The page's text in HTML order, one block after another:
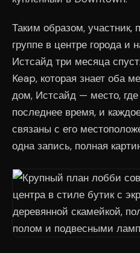
Таким образом, участник,
группе в центре города и
Истсайд три месяца
Keap, которая знает оба
дом, Истсайд — место,
последнее время, и
связаны с его
одна запись, полная